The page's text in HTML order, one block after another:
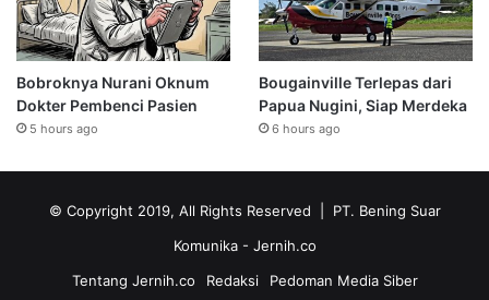
Bobroknya Nurani Oknum
Dokter Pembenci Pasien
5 hours ago
Bougainville Terlepas dari
Papua Nugini, Siap Merdeka
6 hours ago
© Copyright 2019, All Rights Reserved | PT. Bening Suar
Komunika - Jernih.co
Tentang Jernih.co
Redaksi Pedoman Media Siber